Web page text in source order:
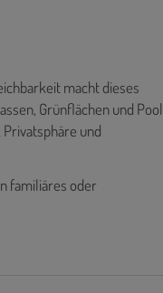
macht dieses
Grünflächen und Pool
und
familiäres oder